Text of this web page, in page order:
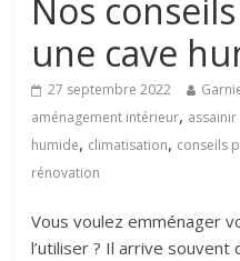
Nos
une cave
27 septembre 2022
aménagement intérieur,
humide, climatisation, conseils
rénovation
Vous voulez emménager
l’utiliser ? Il arrive souvent